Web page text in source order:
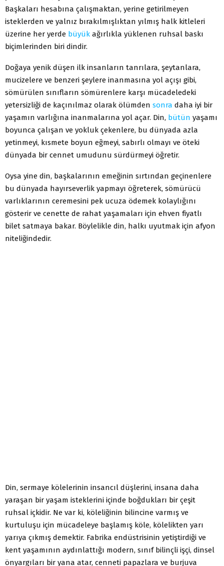
Başkaları hesabına çalışmaktan, yerine getirilmeyen
isteklerden ve yalnız bırakılmışlıktan yılmış halk kitleleri
üzerine her yerde büyük ağırlıkla yüklenen ruhsal baskı
biçimlerinden biri dindir.
Doğaya yenik düşen ilk insanların tanrılara, şeytanlara,
mucizelere ve benzeri şeylere inanmasına yol açışı gibi,
sömürülen sınıfların sömürenlere karşı mücadeledeki
yetersizliği de kaçınılmaz olarak ölümden sonra daha iyi bir
yaşamın varlığına inanmalarına yol açar. Din, bütün yaşamı
boyunca çalışan ve yokluk çekenlere, bu dünyada azla
yetinmeyi, kısmete boyun eğmeyi, sabırlı olmayı ve öteki
dünyada bir cennet umudunu sürdürmeyi öğretir.
Oysa yine din, başkalarının emeğinin sırtından geçinenlere
bu dünyada hayırseverlik yapmayı öğreterek, sömürücü
varlıklarının ceremesini pek ucuza ödemek kolaylığını
gösterir ve cenette de rahat yaşamaları için ehven fiyatlı
bilet satmaya bakar. Böylelikle din, halkı uyutmak için afyon
niteliğindedir.
Din, sermaye kölelerinin insancıl düşlerini, insana daha
yaraşan bir yaşam isteklerini içinde boğdukları bir çeşit
ruhsal içkidir. Ne var ki, köleliğinin bilincine varmış ve
kurtuluşu için mücadeleye başlamış köle, kölelikten yarı
yarıya çıkmış demektir. Fabrika endüstrisinin yetiştirdiği ve
kent yaşamının aydınlattığı modern, sınıf bilinçli işçi, dinsel
önyargıları bir yana atar, cenneti papazlara ve burjuva